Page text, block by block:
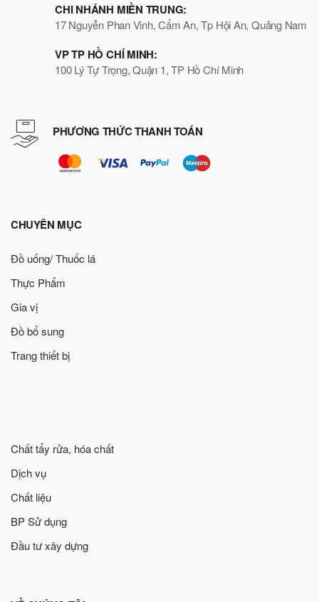
CHI NHÁNH MIỀN TRUNG:
17 Nguyễn Phan Vinh, Cẩm An, Tp Hội An, Quảng Nam
VP TP HỒ CHÍ MINH:
100 Lý Tự Trọng, Quận 1, TP Hồ Chí Minh
PHƯƠNG THỨC THANH TOÁN
CHUYÊN MỤC
Đồ uống/ Thuốc lá
Thực Phẩm
Gia vị
Đồ bổ sung
Trang thiết bị
Chất tẩy rửa, hóa chất
Dịch vụ
Chất liệu
BP Sử dụng
Đầu tư xây dựng